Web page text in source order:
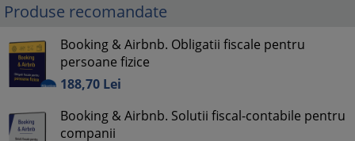
Produse recomandate
Booking & Airbnb. Obligatii fiscale pentru
persoane fizice
188,70 Lei
Booking & Airbnb. Solutii fiscal-contabile pentru
companii